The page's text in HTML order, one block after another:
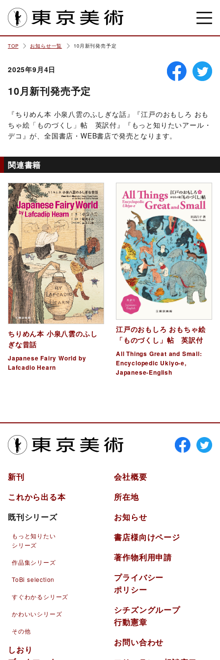
TOP お知らせ一覧 10月新刊発売予定
2025年9月4日
10月新刊発売予定
『ちりめん本 小泉八雲のふしぎな話』『江戸のおもしろ おも
ちゃ絵「ものづくし」帖 英訳付』『もっと知りたいアール・
デコ』が、全国書店・WEB書店で発売となります。
関連書籍
ちりめん本 小泉八雲のふし
ぎな昔話
Japanese Fairy World by
Lafcadio Hearn
江戸のおもしろ おもちゃ絵
「ものづくし」帖 英訳付
All Things Great and Small:
Encyclopedic Ukiyo-e,
Japanese-English
新刊
これから出る本
既刊シリーズ
もっと知りたい
シリーズ
作品集シリーズ
ToBi selection
すぐわかるシリーズ
かわいいシリーズ
その他
しおり
会社概要
所在地
お知らせ
書店様向けページ
著作物利用申請
プライバシー
ポリシー
シチズングループ
行動憲章
お問い合わせ